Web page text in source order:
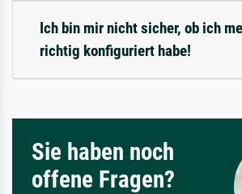
Ich bin mir nicht sicher, ob ich
richtig konfiguriert habe!
Sie haben noch
offene Fragen?